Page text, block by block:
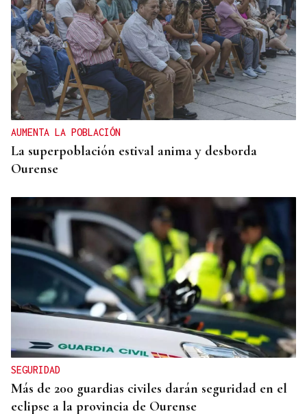
AUMENTA LA POBLACIÓN
La superpoblación estival anima y desborda
Ourense
SEGURIDAD
Más de 200 guardias civiles darán seguridad en el
eclipse a la provincia de Ourense